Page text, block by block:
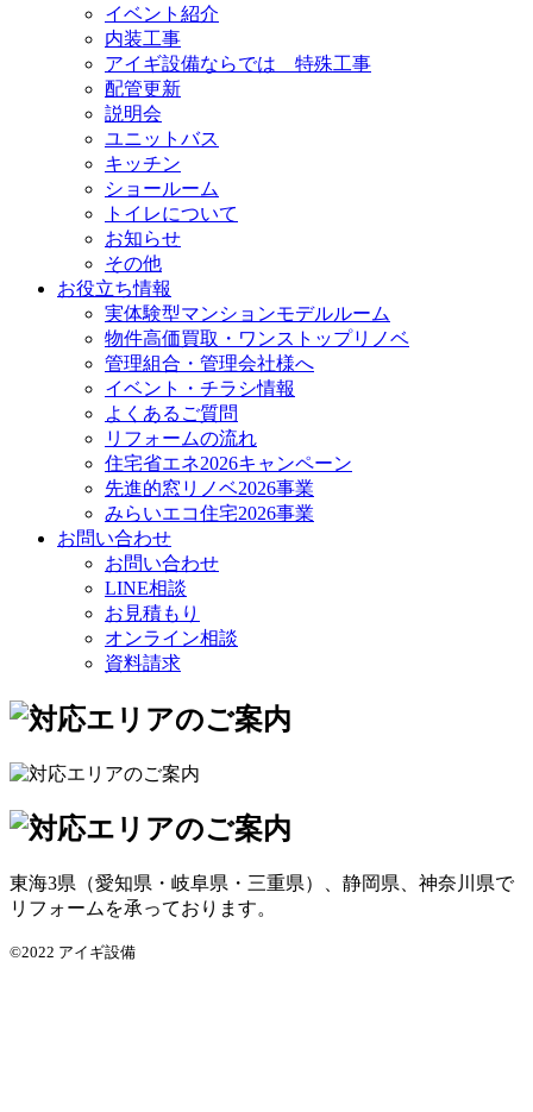
イベント紹介
内装工事
アイギ設備ならでは 特殊工事
配管更新
説明会
ユニットバス
キッチン
ショールーム
トイレについて
お知らせ
その他
お役立ち情報
実体験型マンションモデルルーム
物件高価買取・ワンストップリノベ
管理組合・管理会社様へ
イベント・チラシ情報
よくあるご質問
リフォームの流れ
住宅省エネ2026キャンペーン
先進的窓リノベ2026事業
みらいエコ住宅2026事業
お問い合わせ
お問い合わせ
LINE相談
お見積もり
オンライン相談
資料請求
東海3県（愛知県・岐阜県・三重県）、静岡県、神奈川県で
リフォームを承っております。
©2022 アイギ設備